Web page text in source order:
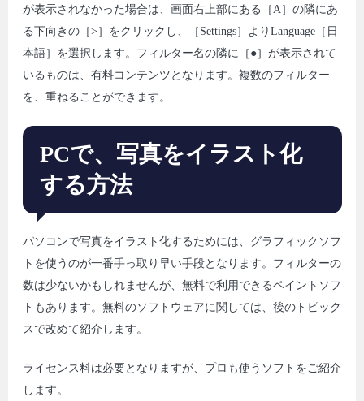
が表示されなかった場合は、画面右上部にある［A］の隣にあ
る下向きの［>］をクリックし、［Settings］よりLanguage［日
本語］を選択します。フィルター名の隣に［●］が表示されて
いるものは、有料コンテンツとなります。複数のフィルター
を、重ねることができます。
PCで、写真をイラスト化
する方法
パソコンで写真をイラスト化するためには、グラフィックソフ
トを使うのが一番手っ取り早い手段となります。フィルターの
数は少ないかもしれませんが、無料で利用できるペイントソフ
トもあります。無料のソフトウェアに関しては、後のトピック
スで改めて紹介します。
ライセンス料は必要となりますが、プロも使うソフトをご紹介
します。